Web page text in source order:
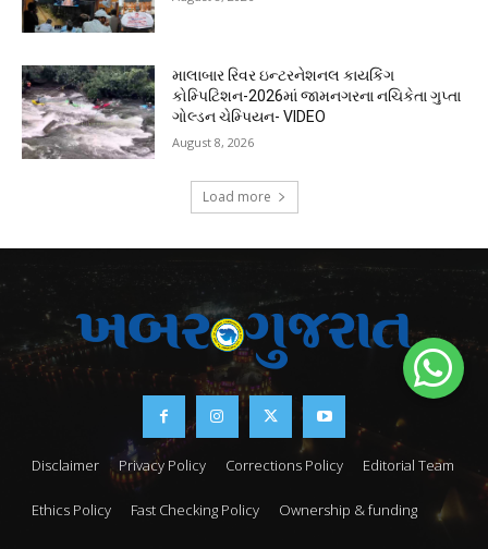
માલાબાર રિવર ઇન્ટરનેશનલ કાયકિંગ
કોમ્પિટિશન-2026માં જામનગરના નચિકેતા ગુપ્તા
ગોલ્ડન ચેમ્પિયન- VIDEO
August 8, 2026
Load more
Disclaimer Privacy Policy Corrections Policy Editorial Team
Ethics Policy Fast Checking Policy Ownership & funding